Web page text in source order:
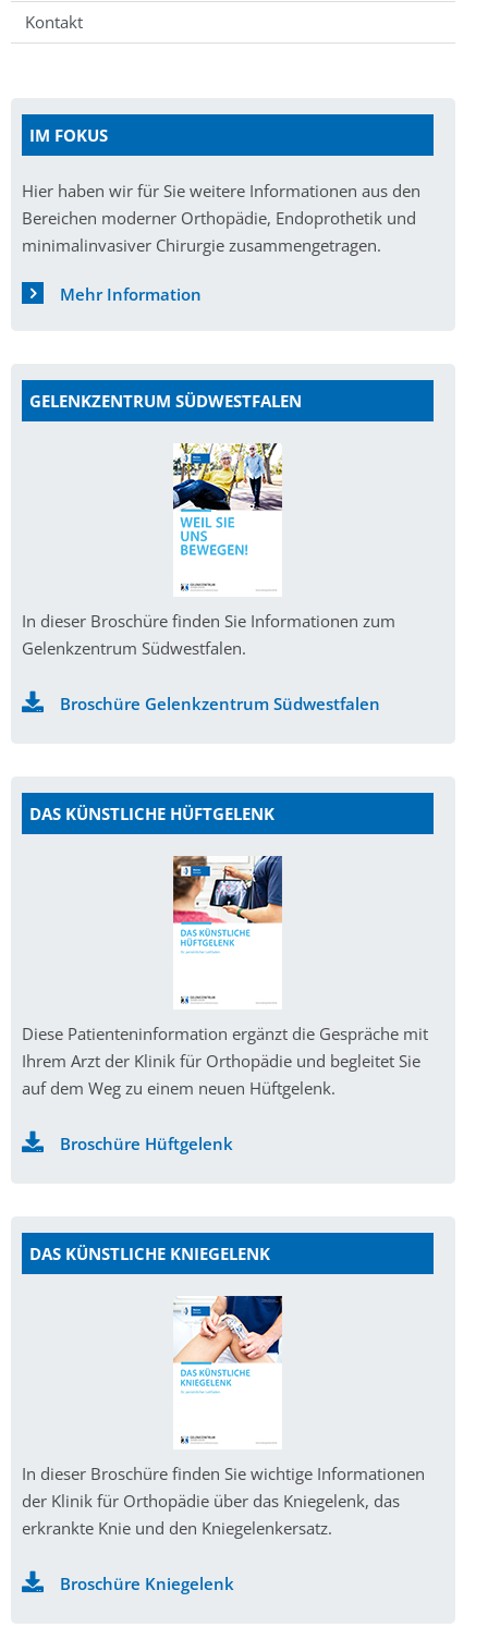
Kontakt
IM FOKUS
Hier haben wir für Sie weitere Informationen aus den
Bereichen moderner Orthopädie, Endoprothetik und
minimalinvasiver Chirurgie zusammengetragen.
Mehr Information
GELENKZENTRUM SÜDWESTFALEN
In dieser Broschüre finden Sie Informationen zum
Gelenkzentrum Südwestfalen.
Broschüre Gelenkzentrum Südwestfalen
DAS KÜNSTLICHE HÜFTGELENK
Diese Patienteninformation ergänzt die Gespräche mit
Ihrem Arzt der Klinik für Orthopädie und begleitet Sie
auf dem Weg zu einem neuen Hüftgelenk.
Broschüre Hüftgelenk
DAS KÜNSTLICHE KNIEGELENK
In dieser Broschüre finden Sie wichtige Informationen
der Klinik für Orthopädie über das Kniegelenk, das
erkrankte Knie und den Kniegelenkersatz.
Broschüre Kniegelenk